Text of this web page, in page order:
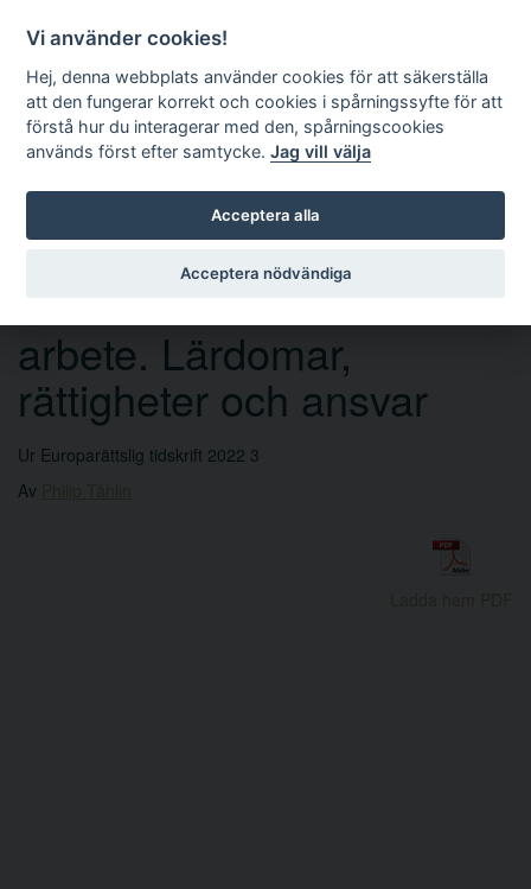
Sök
arbete. Lärdomar,
rättigheter och ansvar
Ur Europarättslig tidskrift 2022 3
Av
Vi använder cookies!
Hej, denna webbplats använder cookies för att säkerställa
att den fungerar korrekt och cookies i spårningssyfte för att
förstå hur du interagerar med den, spårningscookies
används först efter samtycke.Jag vill välja
Acceptera alla
Acceptera nödvändiga